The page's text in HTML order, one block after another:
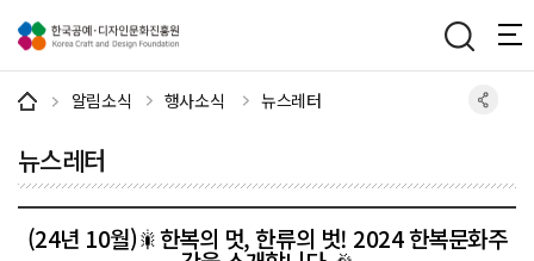
알림소식 행사소식 뉴스레터
뉴스레터
(24년 10월)🎇한복의 멋, 한류의 벗! 2024 한복문화주